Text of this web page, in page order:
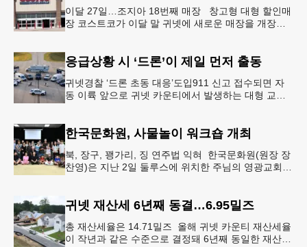
이달 27일…조지아 18번째 매장 창고형 대형 할인매
장 코스트코가 이달 말 귀넷에 새로운 매장을 개장한
응급상황 시 ‘드론’이 제일 먼저 출동
귀넷경찰 ‘드론 초동 대응’도입911 신고 접수되면 자
동 이륙 앞으로 귀넷 카운티에서 발생하는 대형 교통
한국문화원, 사물놀이 워크숍 개최
북, 장구, 꽹가리, 징 연주법 익혀 한국문화원(원장 장
찬영)은 지난 2일 둘루스에 위치한 주님의 영광교회에
귀넷 재산세 6년째 동결…6.95밀즈
총 재산세율은 14.71밀즈 올해 귀넷 카운티 재산세율
이 작년과 같은 수준으로 결정돼 6년째 동일한 재산세